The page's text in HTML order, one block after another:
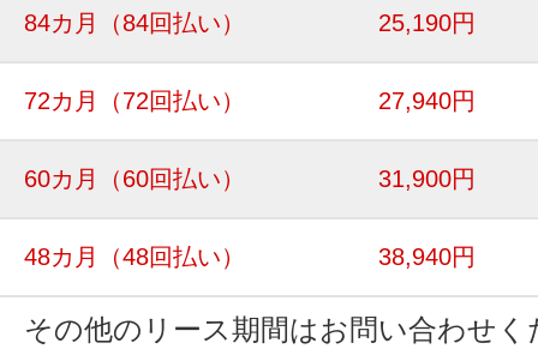
84カ月 （84回払い） 25,190円
72カ月 （72回払い） 27,940円
60カ月 （60回払い） 31,900円
48カ月 （48回払い） 38,940円
その他のリース期間はお問い合わせく